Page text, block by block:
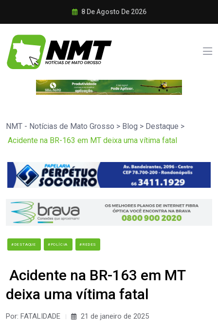
8 De Agosto De 2026
NMT - Notícias de Mato Grosso > Blog > Destaque >
Acidente na BR-163 em MT deixa uma vítima fatal
#DESTAQUE #POLÍCIA #REDES
Acidente na BR-163 em MT
deixa uma vítima fatal
Por: FATALIDADE 21 de janeiro de 2025